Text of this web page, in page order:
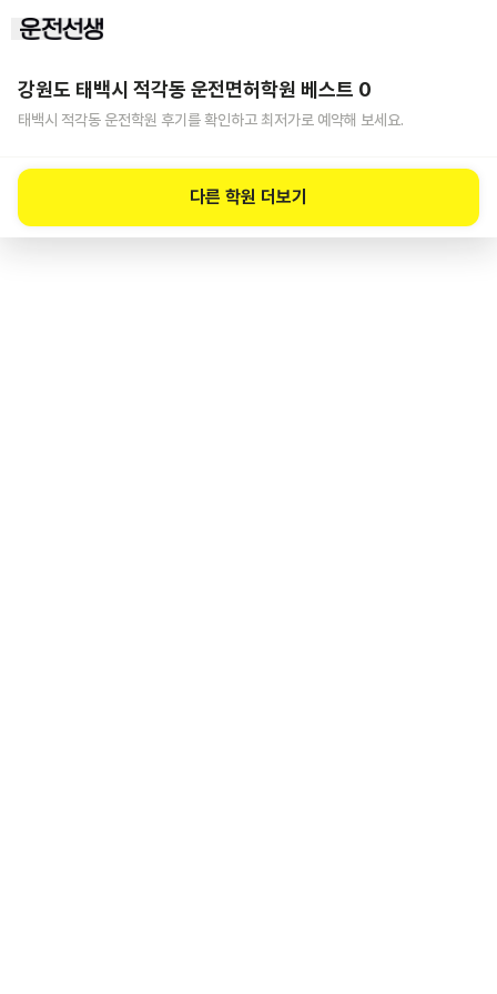
강원도 태백시 적각동 운전면허학원 베스트 0
태백시 적각동 운전학원 후기를 확인하고 최저가로 예약해 보세요.
다른 학원 더보기